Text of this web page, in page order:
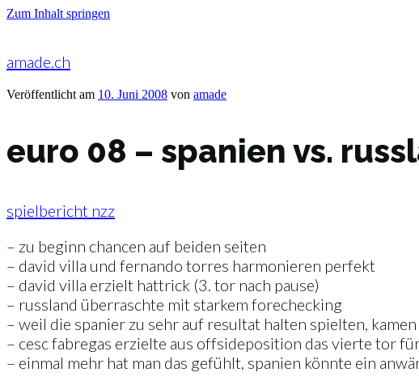
Zum Inhalt springen
amade.ch
Veröffentlicht am 10. Juni 2008 von amade
euro 08 – spanien vs.
spielbericht nzz
– zu beginn chancen auf beiden seiten
– david villa und fernando torres harmonieren perfekt
– david villa erzielt hattrick (3. tor nach pause)
– russland überraschte mit starkem forechecking
– weil die spanier zu sehr auf resultat halten spielten,
– cesc fabregas erzielte aus offsideposition das vierte tor
– einmal mehr hat man das gefühlt, spanien könnte ein